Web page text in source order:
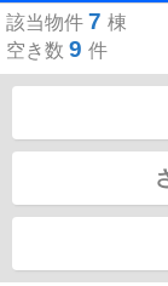
該当物件 7 棟
空き数 9 件